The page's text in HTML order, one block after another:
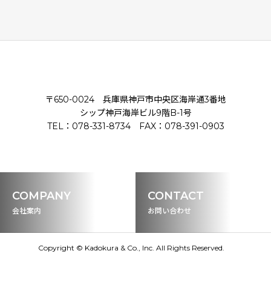
〒650-0024 兵庫県神戸市中央区海岸通3番地
シップ神戸海岸ビル9階B-1号
TEL：078-331-8734 FAX：078-391-0903
COMPANY
会社案内
CONTACT
お問い合わせ
Copyright © Kadokura & Co., Inc. All Rights Reserved.